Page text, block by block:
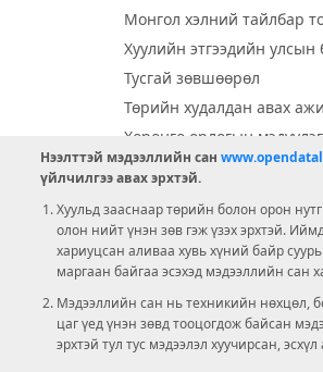
Монгол хэлний тайлбар
Хуулийн этгээдийн улсын
Тусгай зөвшөөрөл
Төрийн худалдан авах
Хөрөнгө орлогын мэдүүлэг
Орон нутгийн хөгжлийн
Ээлжит сонгууль
Ашигт малтмал тусгай
Нээлттэй мэдээллийн сан
үйлчилгээ авах эрхтэй.
Хуульд зааснаар төрийн болон орон
олон нийт үнэн зөв гэж үзэх эрхтэй.
хариуцсан аливаа хувь хүний байр
маргаан байгаа эсэхэд мэдээллийн сан
Мэдээллийн сан нь техникийн нөхцөл,
цаг үед үнэн зөвд тооцогдож байсан
эрхтэй тул тус мэдээлэл хуучирсан,